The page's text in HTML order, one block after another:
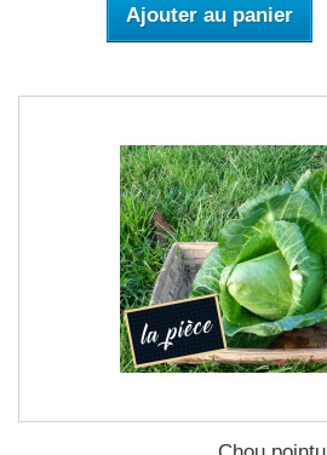
Ajouter au panier